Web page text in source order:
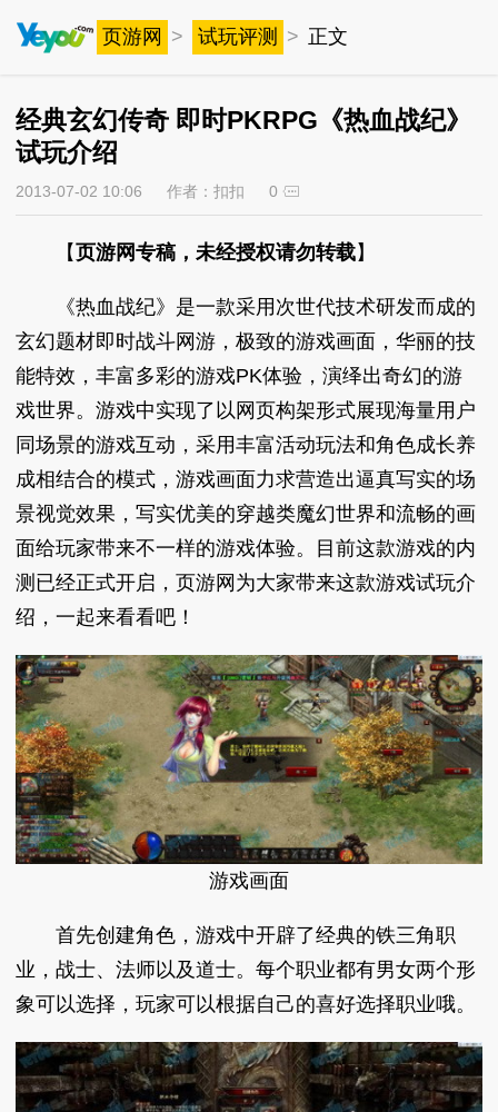
页游网 > 试玩评测 > 正文
经典玄幻传奇 即时PKRPG《热血战纪》
试玩介绍
2013-07-02 10:06 作者：扣扣 0
【页游网专稿，未经授权请勿转载】
《热血战纪》是一款采用次世代技术研发而成的
玄幻题材即时战斗网游，极致的游戏画面，华丽的技
能特效，丰富多彩的游戏PK体验，演绎出奇幻的游
戏世界。游戏中实现了以网页构架形式展现海量用户
同场景的游戏互动，采用丰富活动玩法和角色成长养
成相结合的模式，游戏画面力求营造出逼真写实的场
景视觉效果，写实优美的穿越类魔幻世界和流畅的画
面给玩家带来不一样的游戏体验。目前这款游戏的内
测已经正式开启，页游网为大家带来这款游戏试玩介
绍，一起来看看吧！
游戏画面
首先创建角色，游戏中开辟了经典的铁三角职
业，战士、法师以及道士。每个职业都有男女两个形
象可以选择，玩家可以根据自己的喜好选择职业哦。